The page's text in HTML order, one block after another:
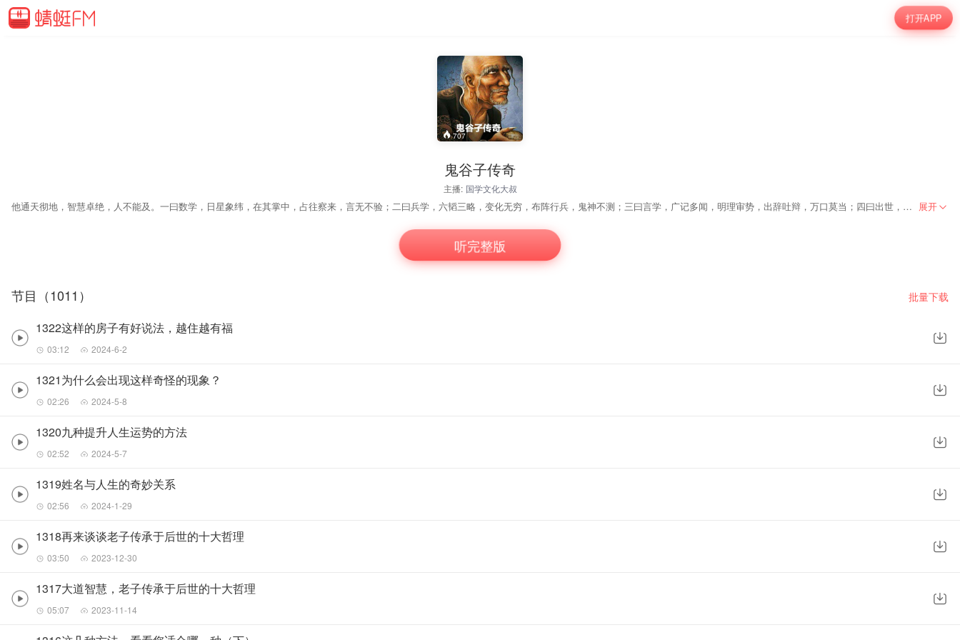
打开APP
707
鬼谷子传奇
主播: 国学文化大叔
他通天彻地，智慧卓绝，人不能及。一曰数学，日星象纬，在其掌中，占往察来，言无不验；二曰兵学，六韬三略，变化无穷，布阵行兵，鬼神不测；三曰言学，广记多闻，明理审势，出辞吐辩，万口莫当；四曰出世，修真养性，祛病延年，服食导引，平地飞升。 二千多年来，兵法家尊他为圣人，纵横家尊他为始祖，算命占卜的尊他为祖师爷，谋略家尊他为谋圣，名家尊他为师祖， 道教尊其为王禅老祖。 展开
听完整版
节目（1011） 批量下载
1322这样的房子有好说法，越住越有福
03:12 2024-6-2
1321为什么会出现这样奇怪的现象？
02:26 2024-5-8
1320九种提升人生运势的方法
02:52 2024-5-7
1319姓名与人生的奇妙关系
02:56 2024-1-29
1318再来谈谈老子传承于后世的十大哲理
03:50 2023-12-30
1317大道智慧，老子传承于后世的十大哲理
05:07 2023-11-14